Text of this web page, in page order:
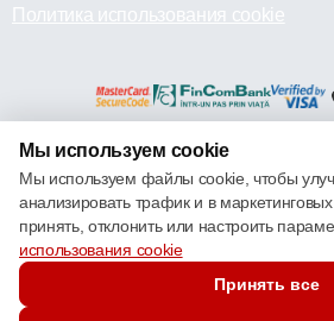
Политика использования cookie
© 2013 – 2026
Мы используем cookie
Мы используем файлы cookie, чтобы
анализировать трафик и в
принять, отклонить или настроить
использования cookie
Принять все